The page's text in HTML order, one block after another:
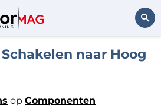
Zoeken
naar Hoog
op Componenten